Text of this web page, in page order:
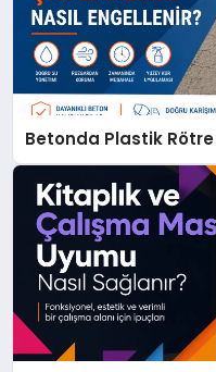
Betonda Plastik Rötre